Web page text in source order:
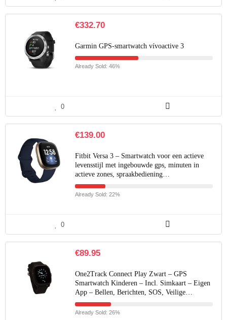
€332.70
Garmin GPS-smartwatch vívoactive 3
Already Sold: 46%
0
€139.00
Fitbit Versa 3 – Smartwatch voor een actieve
levensstijl met ingebouwde gps, minuten in
actieve zones, spraakbediening…
Already Sold: 22%
0
€89.95
One2Track Connect Play Zwart – GPS
Smartwatch Kinderen – Incl. Simkaart – Eigen
App – Bellen, Berichten, SOS, Veilige…
Already Sold: 26%